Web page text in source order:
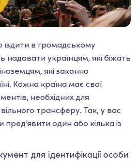
в громадському
надавати українцям, які біжать
які законно
Кожна країна має свої
необхідних для
трансферу. Так, у вас
один або кілька із
для ідентифікації особи